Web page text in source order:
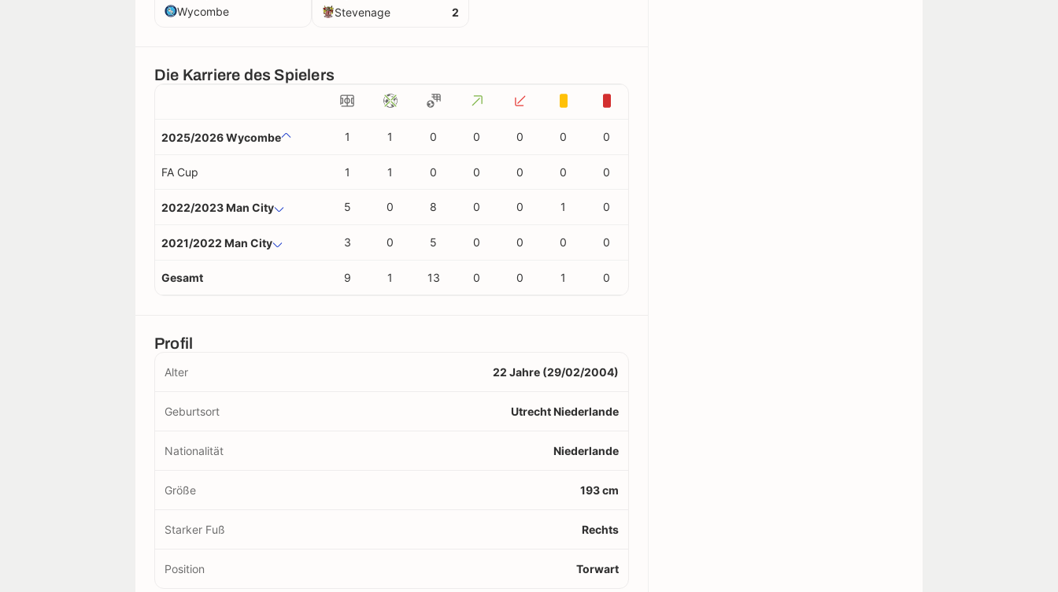
Wycombe
Stevenage
2
Die Karriere des Spielers
2025/2026 Wycombe 1 1 0 0 0 0 0
FA Cup 1 1 0 0 0 0 0
2022/2023 Man City 5 0 8 0 0 1 0
2021/2022 Man City 3 0 5 0 0 0 0
Gesamt 9 1 13 0 0 1 0
Profil
Alter 22 Jahre (29/02/2004)
Geburtsort Utrecht Niederlande
Nationalität Niederlande
Größe 193 cm
Starker Fuß Rechts
Position Torwart